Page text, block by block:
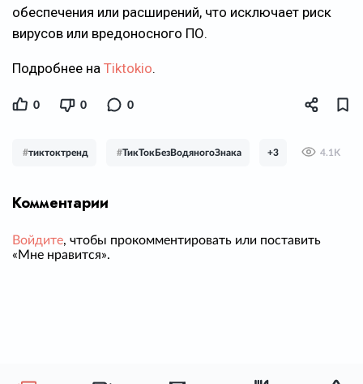
обеспечения или расширений, что исключает риск
вирусов или вредоносного ПО.
Подробнее на Tiktokio.
0 0 0
#тиктоктренд #ТикТокБезВодяногоЗнака +3 4.1K
Комментарии
Войдите, чтобы прокомментировать или поставить
«Мне нравится».